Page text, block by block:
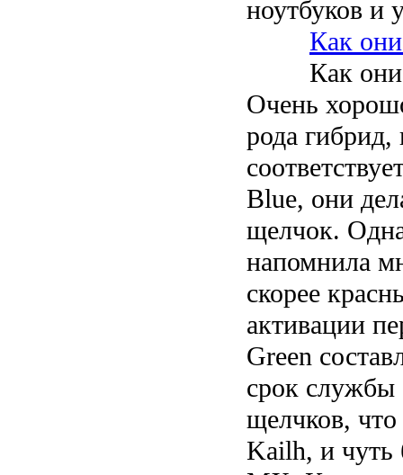
ноутбуков и
Как
Как
Очень
рода гибрид,
Blue, они
щелчок.
напомнила
скорее
активации
Green
срок
щелчков,
Kailh, и чуть